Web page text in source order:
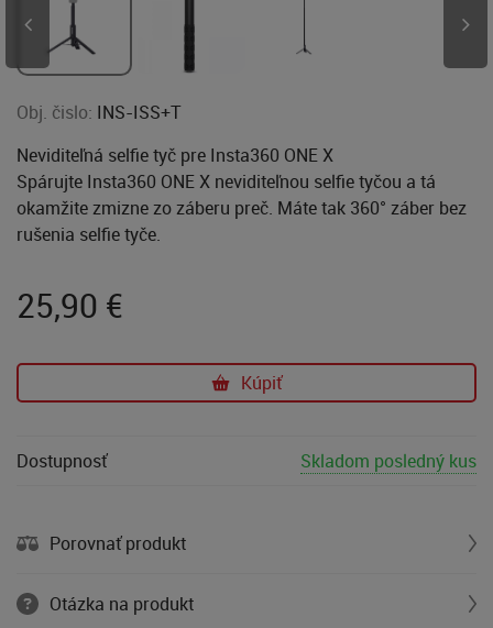
Obj. čislo: INS-ISS+T
Neviditeľná selfie tyč pre Insta360 ONE X
Spárujte Insta360 ONE X neviditeľnou selfie tyčou a tá
okamžite zmizne zo záberu preč. Máte tak 360° záber bez
rušenia selfie tyče.
25,90 €
Kúpiť
Dostupnosť Skladom posledný kus
Porovnať produkt
Otázka na produkt